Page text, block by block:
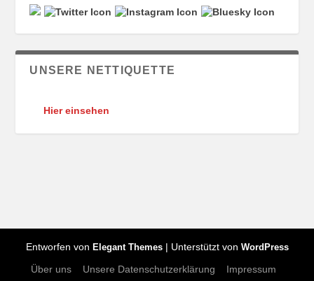
UNSERE NETTIQUETTE
Hier einsehen
Entworfen von Elegant Themes| Unterstützt von WordPress
Über uns Unsere Datenschutzerklärung
Impressum